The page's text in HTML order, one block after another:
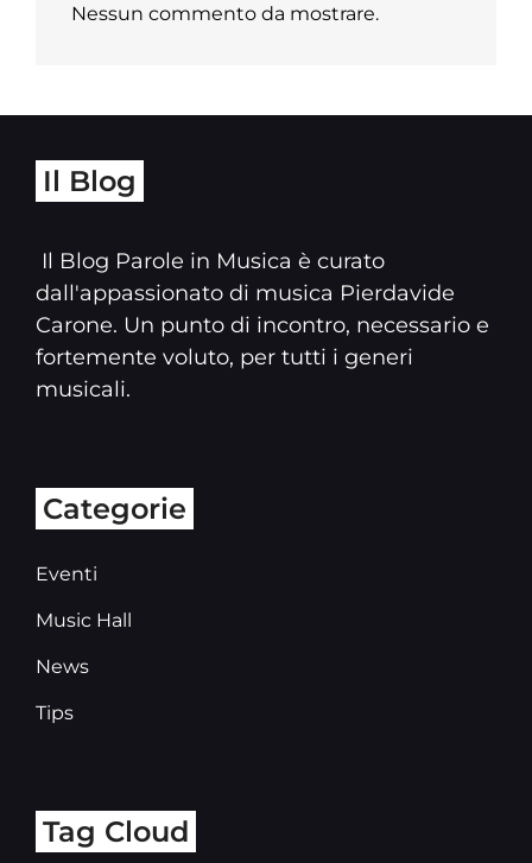
Nessun commento da mostrare.
Il Blog
Il Blog Parole in Musica è curato
dall'appassionato di musica Pierdavide
Carone. Un punto di incontro, necessario e
fortemente voluto, per tutti i generi
musicali.
Categorie
Eventi
Music Hall
News
Tips
Tag Cloud